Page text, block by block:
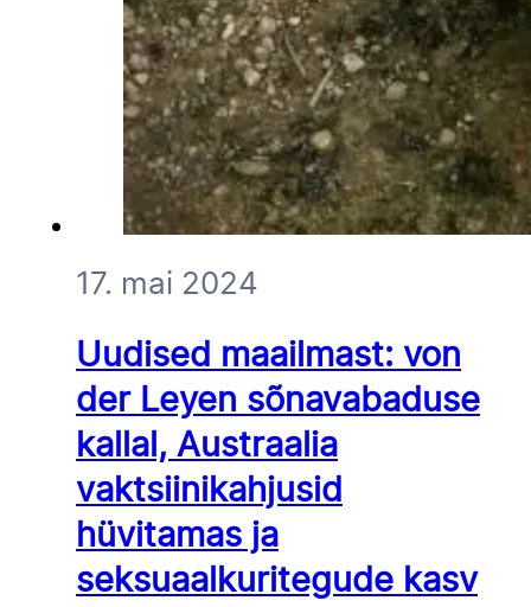
17. mai 2024
Uudised maailmast: von
der Leyen sõnavabaduse
kallal, Austraalia
vaktsiinikahjusid
hüvitamas ja
seksuaalkuritegude kasv